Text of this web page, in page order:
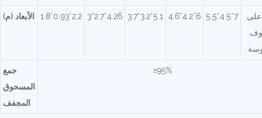
الأبعاد (م) 1.8*0.93*2.2 3*2.7*4.26 3.7*3.2*5.1 4.6*4.2*6 5.5*4.5*7
على
جمع
المسحوق
المجفف
≥95%